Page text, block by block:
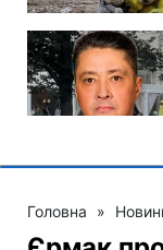
Головна »